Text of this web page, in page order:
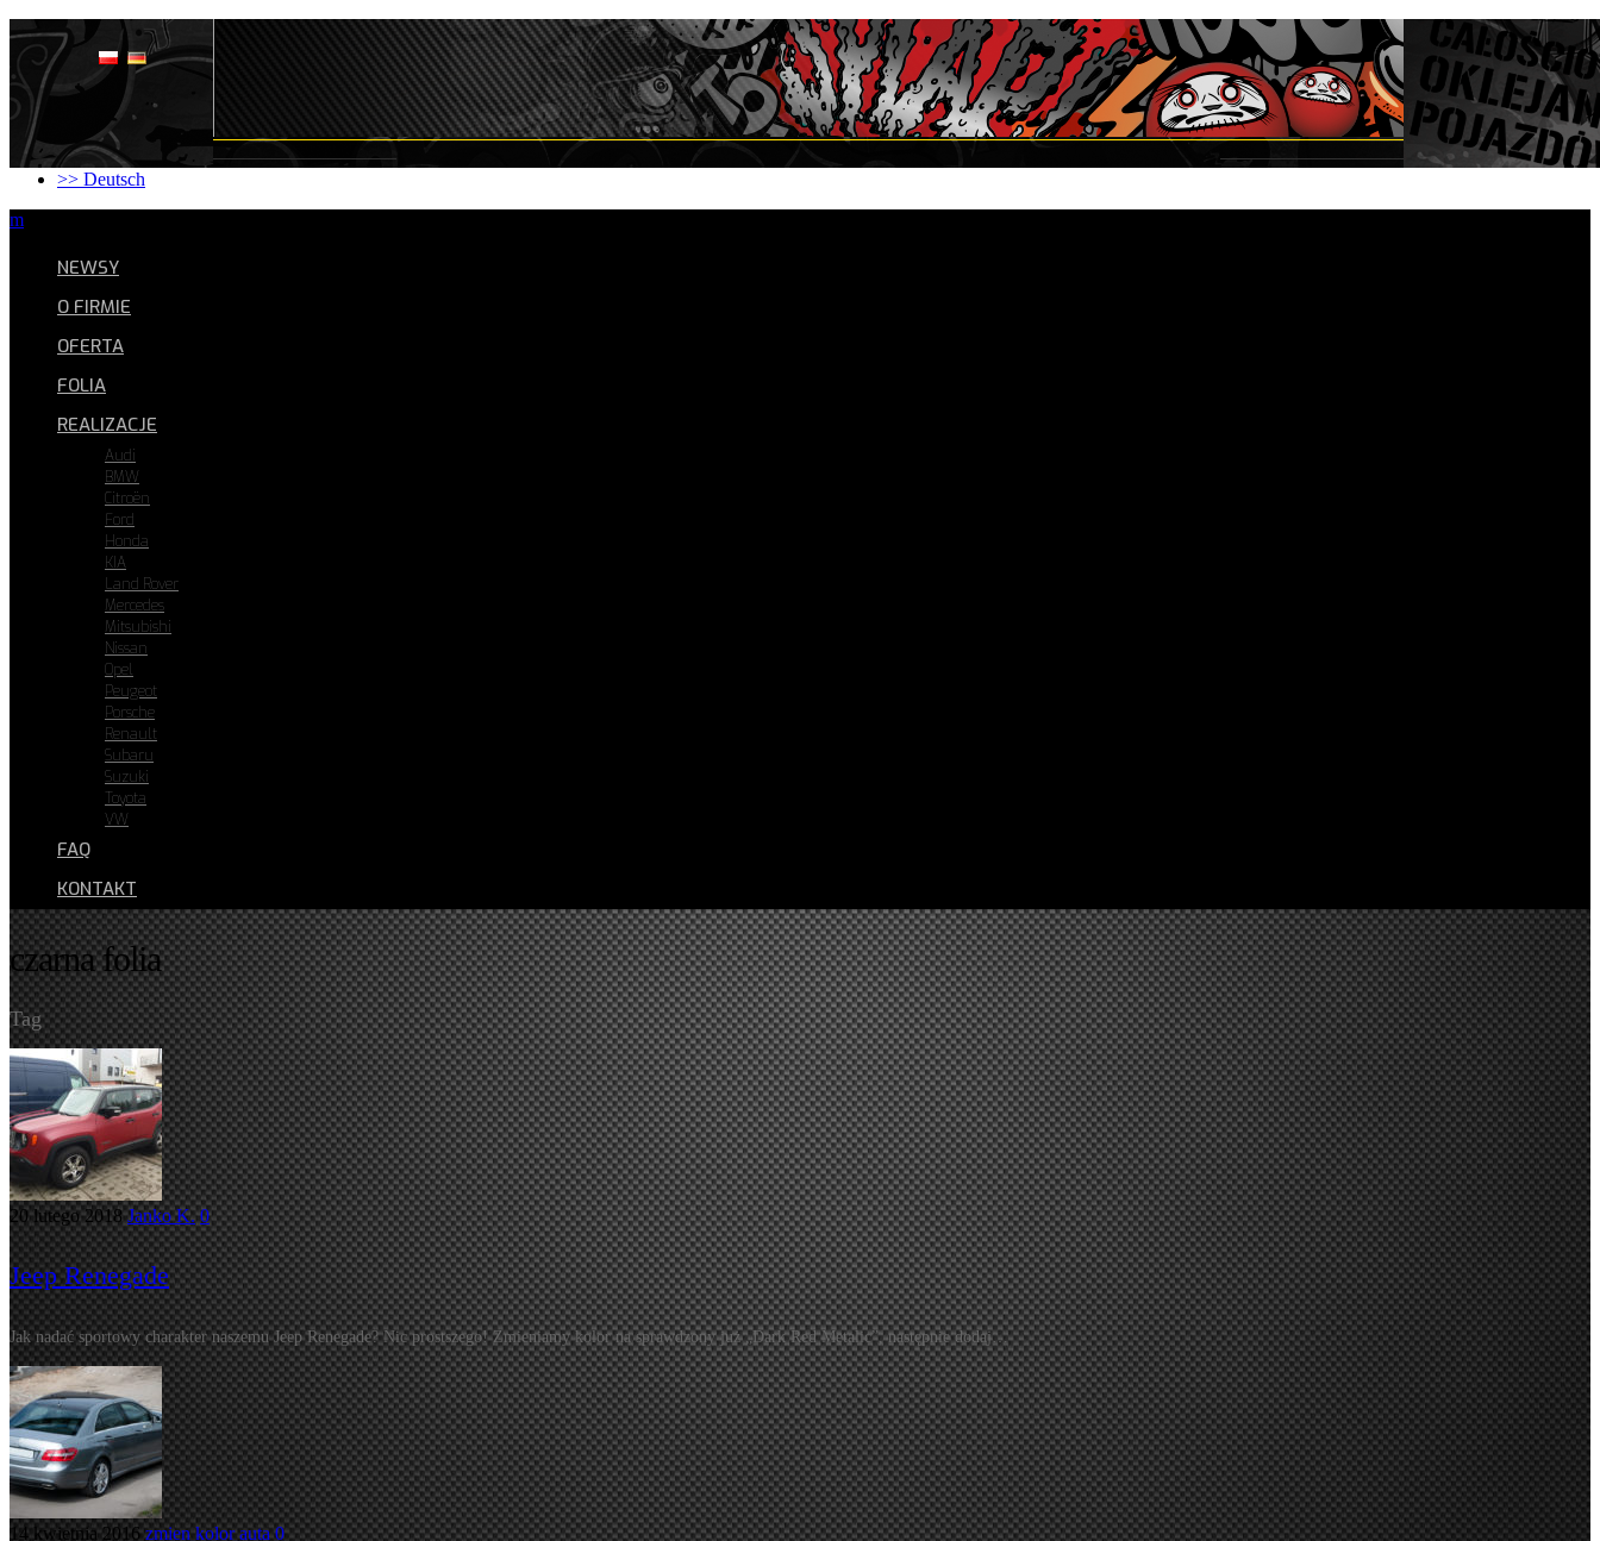
Strona główna
O firmie
Folia
Realizacje
FAQ
Kontakt
>> Deutsch
m
NEWSY
O FIRMIE
OFERTA
FOLIA
REALIZACJE
Audi
BMW
Citroën
Ford
Honda
KIA
Land Rover
Mercedes
Mitsubishi
Nissan
Opel
Peugeot
Porsche
Renault
Subaru
Suzuki
Toyota
VW
FAQ
KONTAKT
czarna folia
Tag
20 lutego 2018 Janko K. 0
Jeep Renegade
Jak nadać sportowy charakter naszemu Jeep Renegade? Nic prostszego! Zmieniamy kolor na sprawdzony już „Dark Red Metalic”, następnie dodaj…
14 kwietnia 2016 zmien kolor auta 0